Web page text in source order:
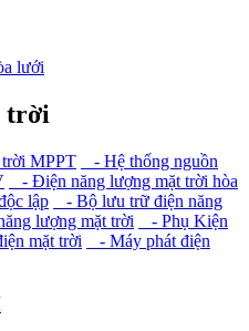
lưới
trời
MPPT
- Hệ thống nguồn
- Điện năng lượng mặt trời hòa
lập
- Bộ lưu trữ điện năng
lượng mặt trời
- Phụ Kiện
mặt trời
- Máy phát điện